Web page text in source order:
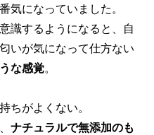
気になっていました。
識するようになると、自
いが気になって仕方ない
な感覚。
ちがよくない。
ナチュラルで無添加のも